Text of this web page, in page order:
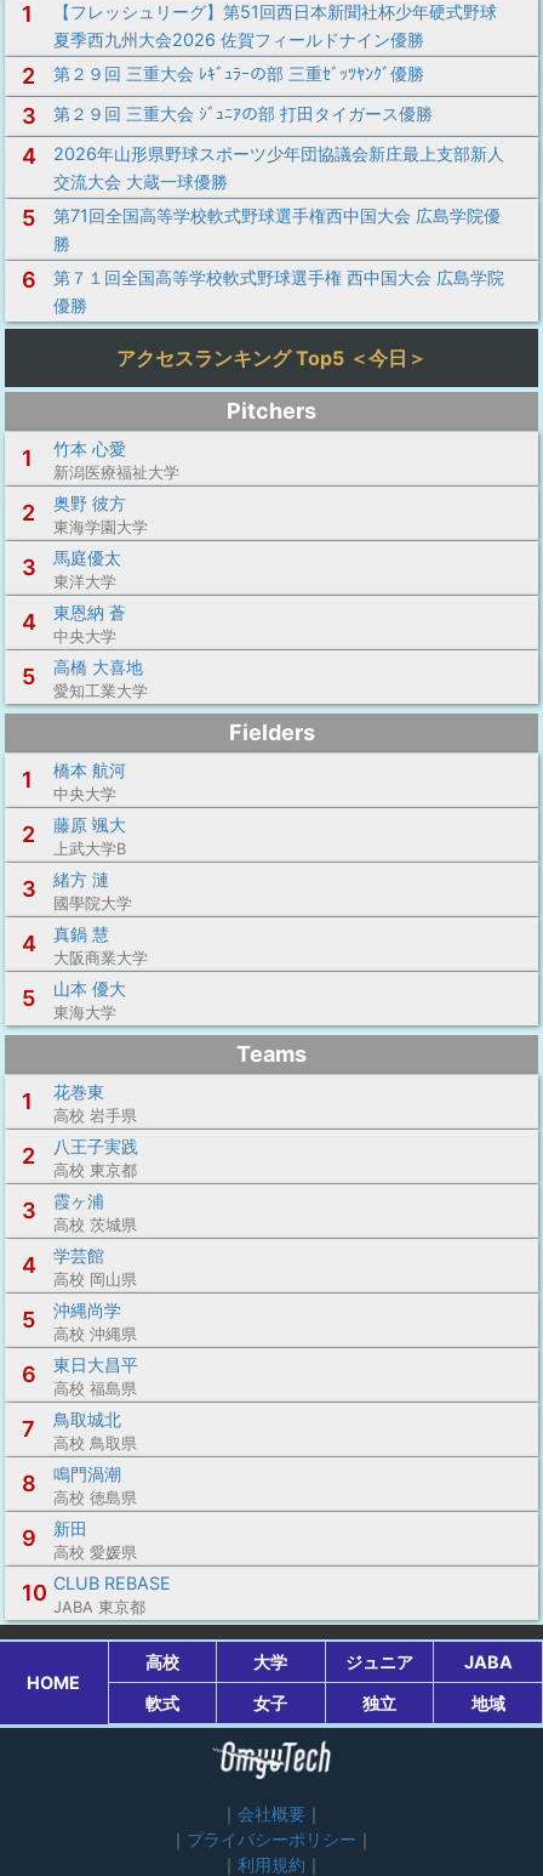
1
【フレッシュリーグ】第51回西日本新聞社杯少年硬式野球
夏季西九州大会2026 佐賀フィールドナイン優勝
2 第２９回 三重大会 ﾚｷﾞｭﾗｰの部 三重ｾﾞｯﾂﾔﾝｸﾞ優勝
3 第２９回 三重大会 ｼﾞｭﾆｱの部 打田タイガース優勝
4
2026年山形県野球スポーツ少年団協議会新庄最上支部新人
交流大会 大蔵一球優勝
5
第71回全国高等学校軟式野球選手権西中国大会 広島学院優
勝
6
第７１回全国高等学校軟式野球選手権 西中国大会 広島学院
優勝
アクセスランキング Top5 ＜今日＞
Pitchers
1
竹本 心愛
新潟医療福祉大学
2 奥野 彼方
東海学園大学
3 馬庭優太
東洋大学
4 東恩納 蒼
中央大学
5 高橋 大喜地
愛知工業大学
Fielders
1
橋本 航河
中央大学
2 藤原 颯大
上武大学B
3 緒方 漣
國學院大学
4 真鍋 慧
大阪商業大学
5 山本 優大
東海大学
Teams
1
花巻東
高校 岩手県
2 八王子実践
高校 東京都
3 霞ヶ浦
高校 茨城県
4 学芸館
高校 岡山県
5 沖縄尚学
高校 沖縄県
6 東日大昌平
高校 福島県
7 鳥取城北
高校 鳥取県
8 鳴門渦潮
高校 徳島県
9 新田
高校 愛媛県
10 CLUB REBASE
JABA 東京都
HOME
高校 大学 ジュニア
JABA
軟式
女子 独立 地域
会社概要
プライバシーポリシー
利用規約